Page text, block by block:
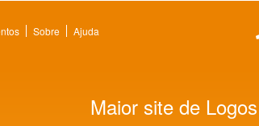
Sobre Ajuda
Maior site de